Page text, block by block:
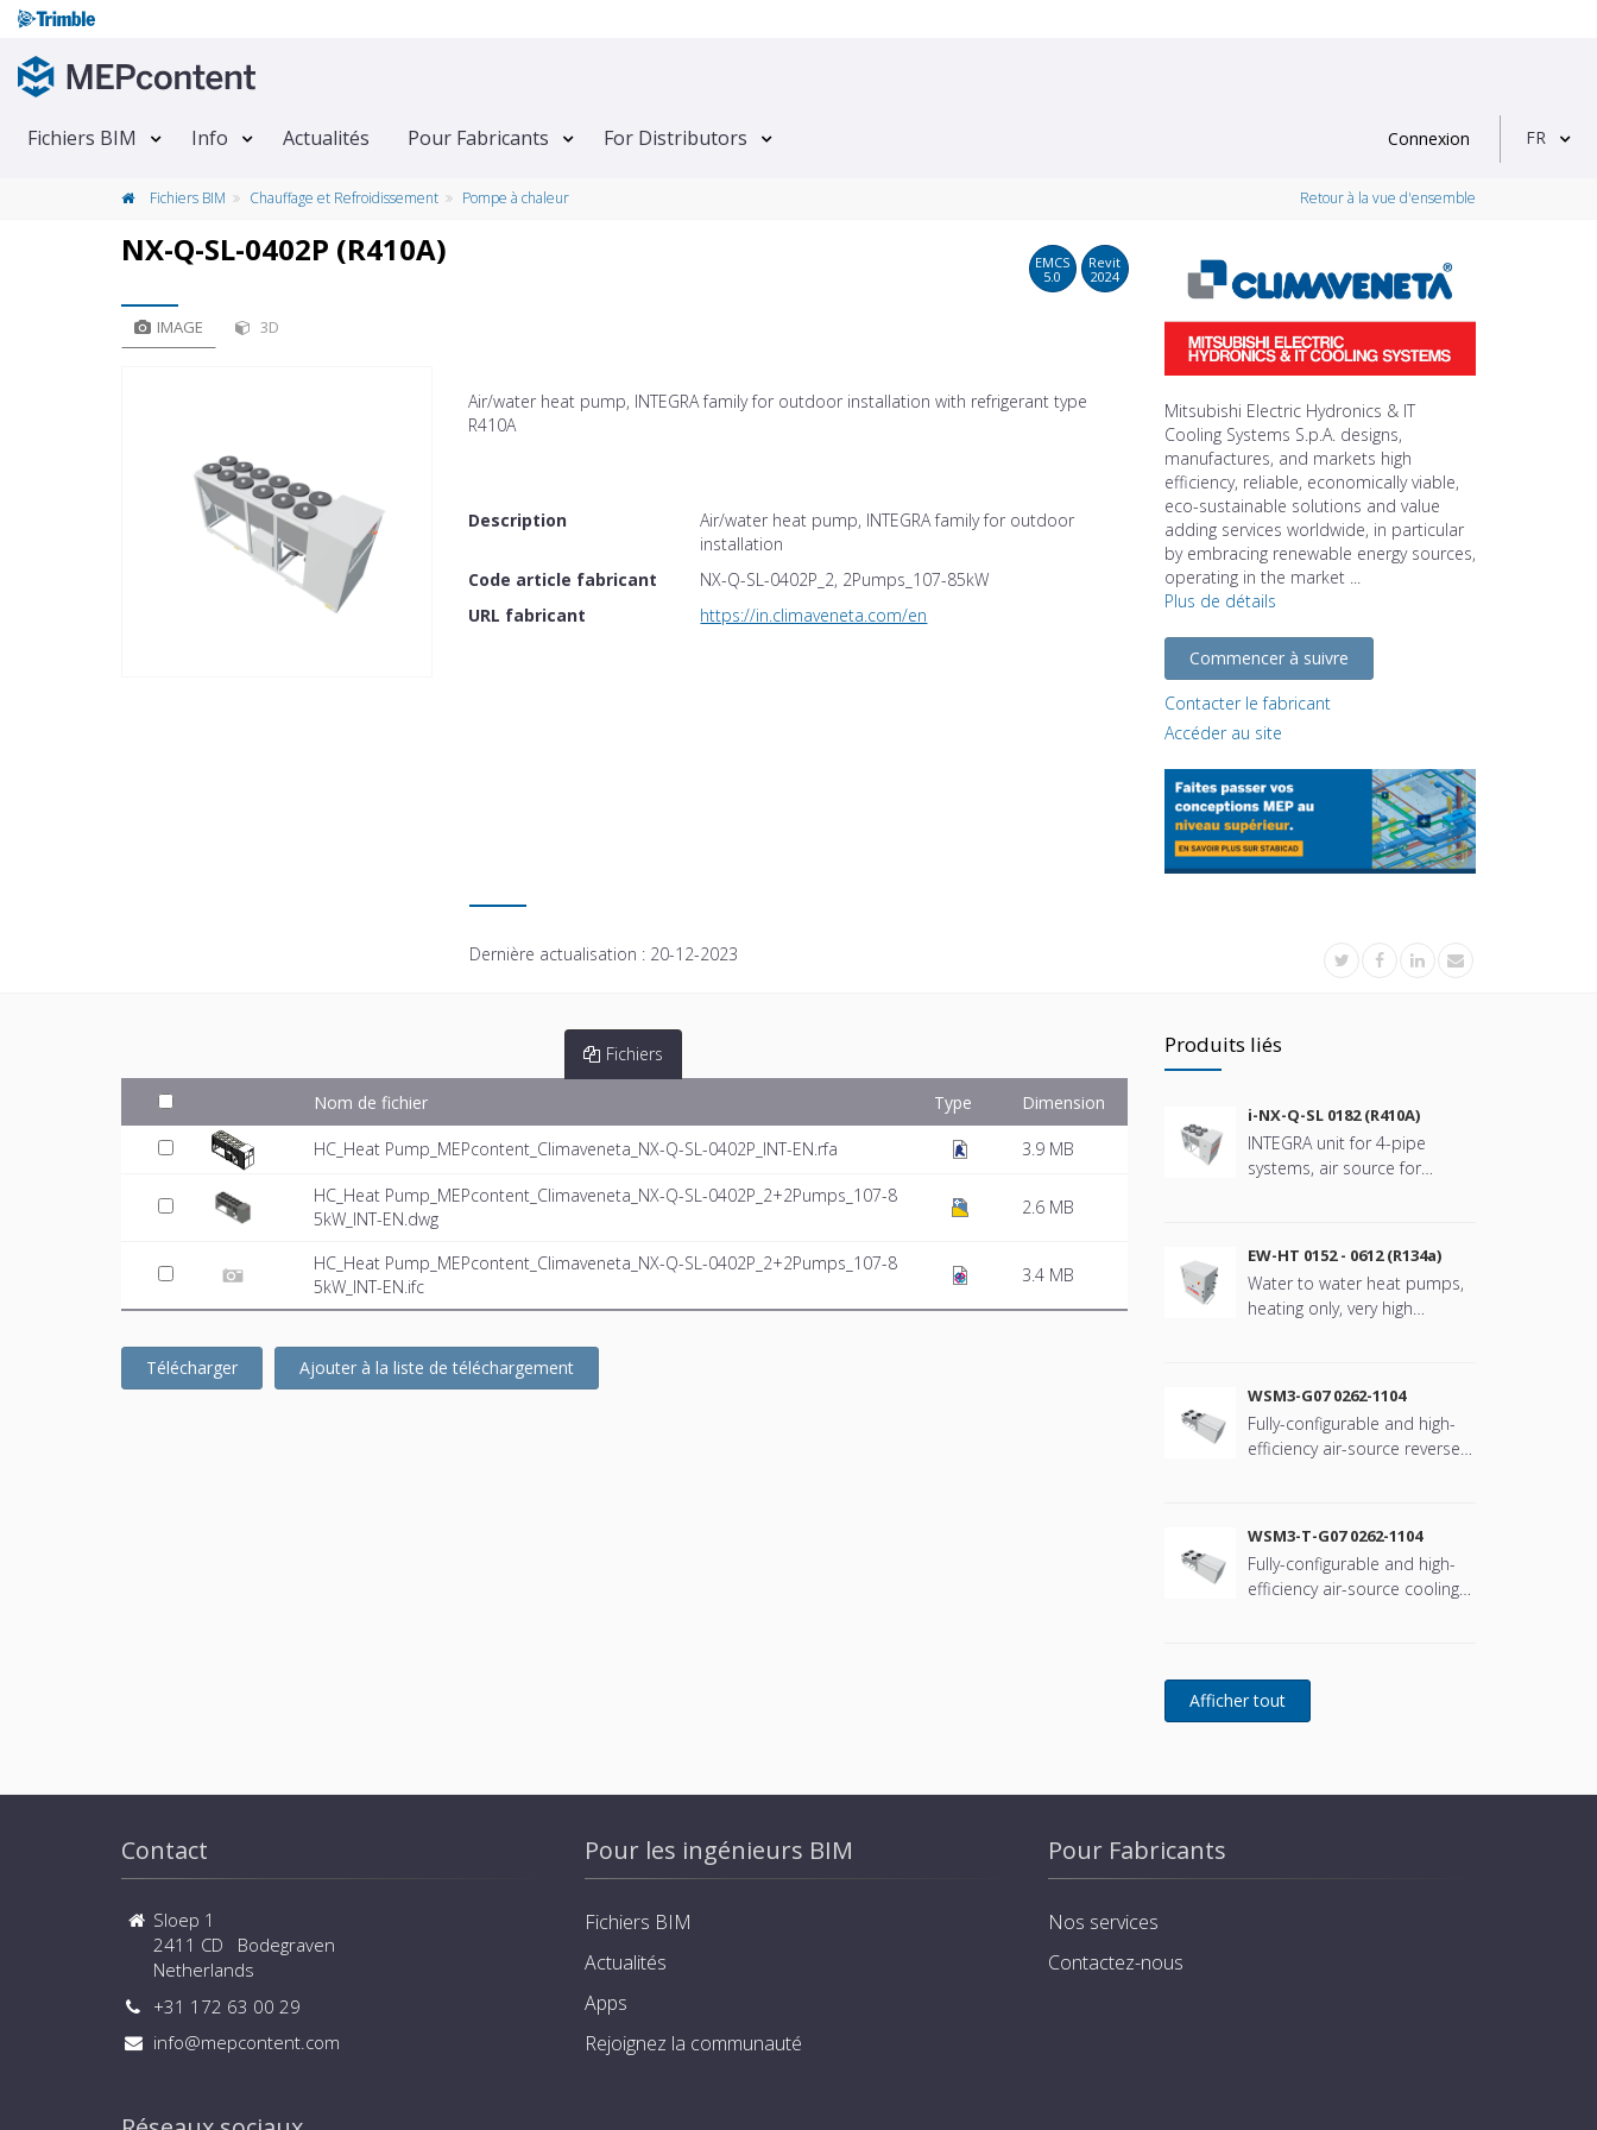
Fichiers BIM Info Actualités Pour Fabricants For Distributors Connexion FR
Fichiers BIM Chauffage et Refroidissement Pompe à chaleur Retour à la vue d'ensemble
NX-Q-SL-0402P (R410A)
EMCS
5.0
Revit
2024
IMAGE 3D
Air/water heat pump, INTEGRA family for outdoor installation with refrigerant type
R410A
Description
Air/water heat pump, INTEGRA family for outdoor
installation
Code article fabricant
NX-Q-SL-0402P_2, 2Pumps_107-85kW
URL fabricant
https://in.climaveneta.com/en
Mitsubishi Electric Hydronics & IT
Cooling Systems S.p.A. designs,
manufactures, and markets high
efficiency, reliable, economically viable,
eco-sustainable solutions and value
adding services worldwide, in particular
by embracing renewable energy sources,
operating in the market ...
Plus de détails
Commencer à suivre
Contacter le fabricant
Accéder au site
Dernière actualisation : 20-12-2023
Fichiers
Nom de fichier Type Dimension
HC_Heat Pump_MEPcontent_Climaveneta_NX-Q-SL-0402P_INT-EN.rfa 3.9 MB
HC_Heat Pump_MEPcontent_Climaveneta_NX-Q-SL-0402P_2+2Pumps_107-8
5kW_INT-EN.dwg
2.6 MB
HC_Heat Pump_MEPcontent_Climaveneta_NX-Q-SL-0402P_2+2Pumps_107-8
5kW_INT-EN.ifc
3.4 MB
Télécharger Ajouter à la liste de téléchargement
Produits liés
i-NX-Q-SL 0182 (R410A)
INTEGRA unit for 4-pipe
systems, air source for
EW-HT 0152 - 0612 (R134a)
Water to water heat pumps,
heating only, very high
WSM3-G07 0262-1104
Fully-configurable and high-
efficiency air-source reverse-
WSM3-T-G07 0262-1104
Fully-configurable and high-
efficiency air-source cooling
Contact
Sloep 1
2411 CD Bodegraven
Netherlands
+31 172 63 00 29
info@mepcontent.com
Pour les ingénieurs BIM
Fichiers BIM
Actualités
Apps
Rejoignez la communauté
Pour Fabricants
Nos services
Contactez-nous